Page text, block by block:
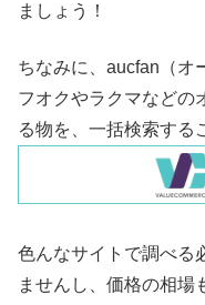
ましょう！
ちなみに、aucfan（オ
フオクやラクマなどの
る物を、一括検索する
色んなサイトで調べる
ませんし、価格の相場